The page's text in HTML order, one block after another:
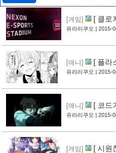
[게임]
[ 클로
개 [42]
유라리쿠오 | 2015-
[애니]
[ 플라
애니메이션 비
유라리쿠오 | 2015-
[애니]
[ 코드
이제스트 10
유라리쿠오 | 2015-
[게임]
[ 시원